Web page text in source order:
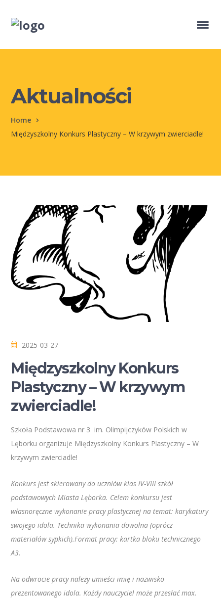
Aktualności
Home
Międzyszkolny Konkurs Plastyczny – W krzywym zwierciadle!
2025-03-27
Międzyszkolny Konkurs
Plastyczny – W krzywym
zwierciadle!
Szkoła Podstawowa nr 3 im. Olimpijczyków Polskich w
Lęborku organizuje Międzyszkolny Konkurs Plastyczny – W
krzywym zwierciadle!
Konkurs jest skierowany do uczniów klas IV-VIII szkół
podstawowych Miasta Lęborka. Celem konkursu jest
własnoręczne wykonanie pracy plastycznej na temat: karykatury
swojego idola. Technika wykonania dowolna (oprócz
materiałów sypkich).Format pracy: kartka bloku technicznego
A3.
Na odwrocie pracy należy umieści imię i nazwisko
prezentowanego idola. Każdy nauczyciel może przesłać max.